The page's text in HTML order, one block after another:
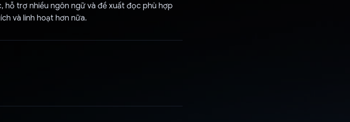
hỗ trợ nhiều ngôn ngữ và đề xuất đọc phù hợp
và linh hoạt hơn nữa.